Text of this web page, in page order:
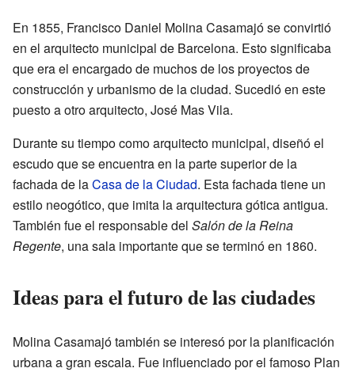
En 1855, Francisco Daniel Molina Casamajó se convirtió
en el arquitecto municipal de Barcelona. Esto significaba
que era el encargado de muchos de los proyectos de
construcción y urbanismo de la ciudad. Sucedió en este
puesto a otro arquitecto, José Mas Vila.
Durante su tiempo como arquitecto municipal, diseñó el
escudo que se encuentra en la parte superior de la
fachada de laCasa de la Ciudad. Esta fachada tiene un
estilo neogótico, que imita la arquitectura gótica antigua.
También fue el responsable del Salón de la Reina
Regente, una sala importante que se terminó en 1860.
Ideas para el futuro de las ciudades
Molina Casamajó también se interesó por la planificación
urbana a gran escala. Fue influenciado por el famoso Plan